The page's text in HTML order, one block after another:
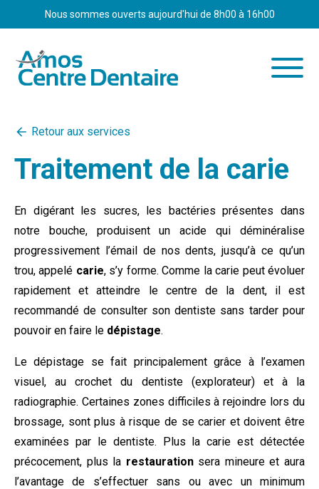
contenu
Nous sommes ouverts aujourd'hui de 8h00 à 16h00
Équipe
Services
Nous joindre
Carrière
Urgence
Rendez-vous
Retour aux services
Traitement de la carie
En digérant les sucres, les bactéries présentes dans
notre bouche, produisent un acide qui déminéralise
progressivement l’émail de nos dents, jusqu’à ce qu’un
trou, appelé carie, s’y forme. Comme la carie peut évoluer
rapidement et atteindre le centre de la dent, il est
recommandé de consulter son dentiste sans tarder pour
pouvoir en faire le dépistage.
Le dépistage se fait principalement grâce à l’examen
visuel, au crochet du dentiste (explorateur) et à la
radiographie. Certaines zones difficiles à rejoindre lors du
brossage, sont plus à risque de se carier et doivent être
examinées par le dentiste. Plus la carie est détectée
précocement, plus la restaurationsera mineure et aura
l’avantage de s’effectuer sans ou avec un minimum